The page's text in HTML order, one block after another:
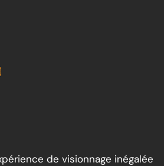
de visionnage inégalée